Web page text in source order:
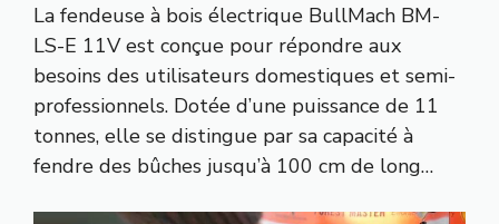
La fendeuse à bois électrique BullMach BM-
LS-E 11V est conçue pour répondre aux
besoins des utilisateurs domestiques et semi-
professionnels. Dotée d’une puissance de 11
tonnes, elle se distingue par sa capacité à
fendre des bûches jusqu’à 100 cm de long…